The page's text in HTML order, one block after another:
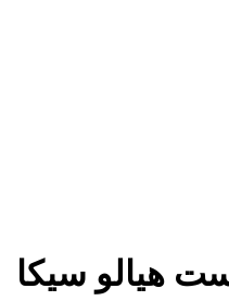
هیالو سیکا